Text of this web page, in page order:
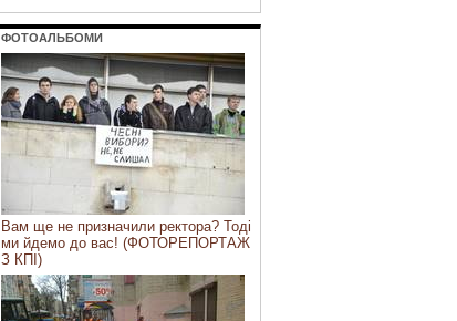
ФОТОАЛЬБОМИ
Вам ще не призначили ректора? Тоді
ми йдемо до вас! (ФОТОРЕПОРТАЖ
З КПІ)